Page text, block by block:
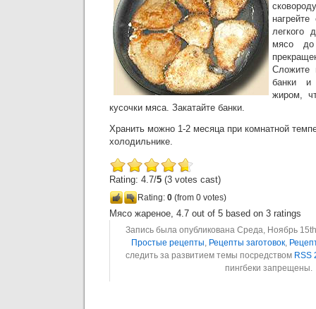
легкого
мясо до
Сложите
банки и
жиром,
кусочки мяса. Закатайте банки.
Хранить можно 1-2 месяца при комнатной
холодильнике.
Rating: 4.7/5 (3 votes cast)
Rating: 0 (from 0 votes)
Мясо жареное, 4.7 out of 5 based on 3 ratings
Запись была опубликована Среда, Ноябрь
Простые рецепты, Рецепты заготовок,
следить за развитием темы посредством RSS
пингбеки запрещены.